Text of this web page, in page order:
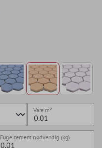
Vare m²
Fuge cement nødvendig (kg)